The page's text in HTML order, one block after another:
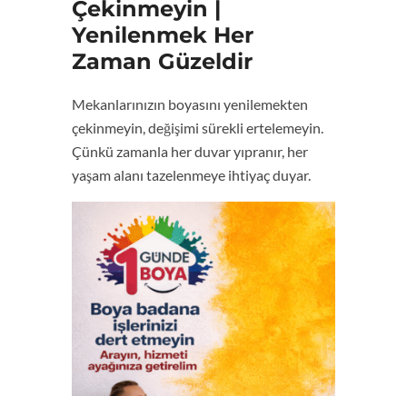
Çekinmeyin |
Yenilenmek Her
Zaman Güzeldir
Mekanlarınızın boyasını yenilemekten
çekinmeyin, değişimi sürekli ertelemeyin.
Çünkü zamanla her duvar yıpranır, her
yaşam alanı tazelenmeye ihtiyaç duyar.